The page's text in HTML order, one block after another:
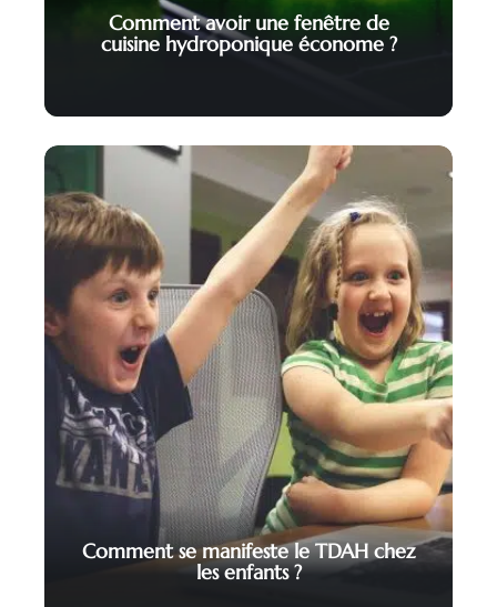
Comment avoir une fenêtre de
cuisine hydroponique économe ?
Comment se manifeste le TDAH chez
les enfants ?